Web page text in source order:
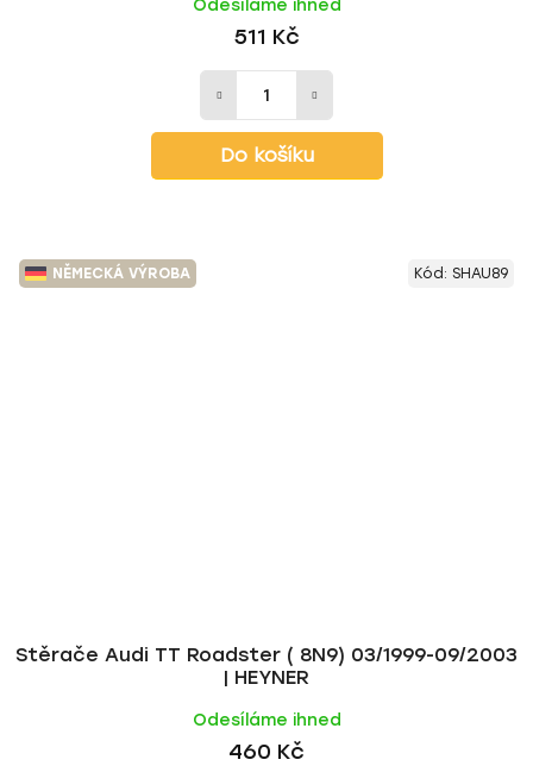
Odesíláme ihned
511 Kč
Do košíku
NĚMECKÁ VÝROBA
Stěrače Audi TT Roadster ( 8N9) 03/1999-09/2003
| HEYNER
Odesíláme ihned
460 Kč
Kód: SHAU89